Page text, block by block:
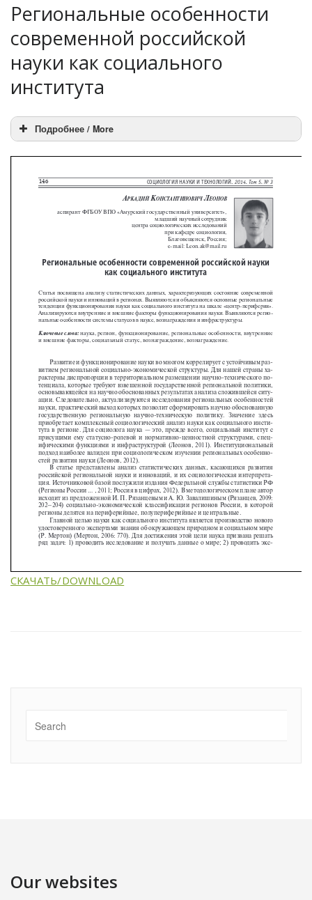
Региональные особенности
современной российской
науки как социального
института
Подробнее / More
СКАЧАТЬ/DOWNLOAD
Our websites